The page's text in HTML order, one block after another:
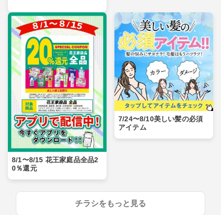
8/1〜8/15 花王家庭品全品2
0％還元
7/24〜8/10美しい髪の必須
アイテム
チラシをもっと見る